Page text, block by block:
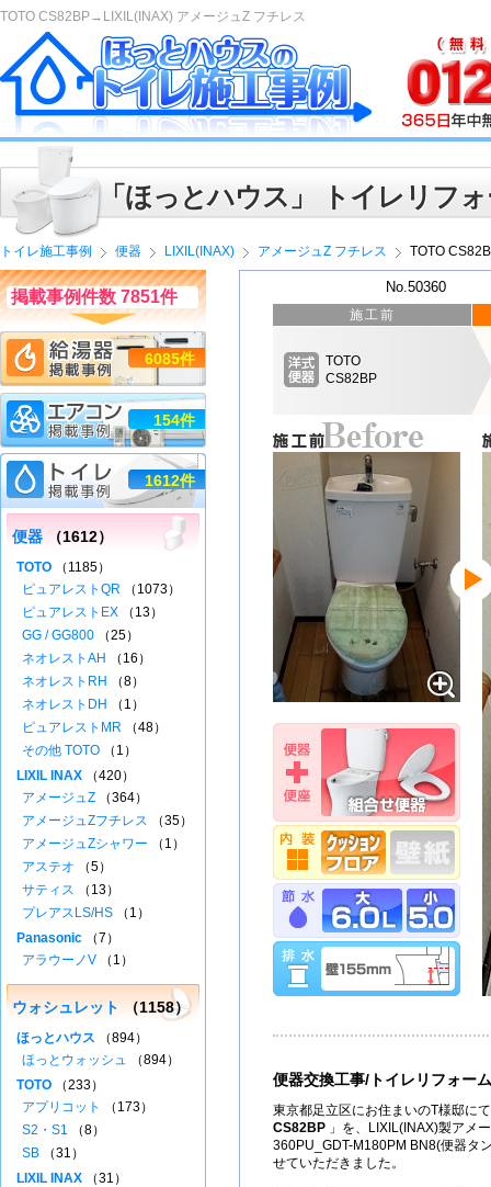
TOTO CS82BP→LIXIL(INAX) アメージュZ フチレス
「ほっとハウス」 トイレリフ
トイレ施工事例 便器 LIXIL(INAX) アメージュZ フチレス TOTO
No.50360
施工前
TOTO
CS82BP
便器交換工事/トイレリフォーム
東京都足立区にお住まいのT様邸に
CS82BP 」を、LIXIL(INAX)製アメ
360PU_GDT-M180PM BN8(便器タ
せていただきました。
掲載事例件数 7851件
6085件
154件
1612件
便器 （1612）
TOTO （1185）
ピュアレストQR （1073）
ピュアレストEX （13）
GG / GG800 （25）
ネオレストAH
（16）
ネオレストRH
（8）
ネオレストDH
（1）
ピュアレストMR （48）
その他 TOTO （1）
LIXIL INAX （420）
アメージュZ （364）
アメージュZフチレス （35）
アメージュZシャワー （1）
アステオ （5）
サティス （13）
プレアスLS/HS （1）
Panasonic （7）
アラウーノV （1）
ウォシュレット （1158）
ほっとハウス （894）
ほっとウォッシュ （894）
TOTO （233）
アプリコット
（173）
S2・S1 （8）
SB （31）
LIXIL INAX （31）